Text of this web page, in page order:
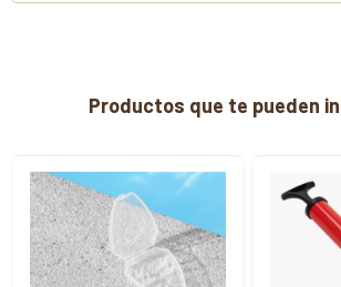
Productos que te pueden